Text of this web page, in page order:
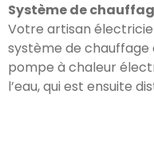
Système de
Votre artisan
système de chauffage
pompe à chaleur
l’eau, qui est ensuite